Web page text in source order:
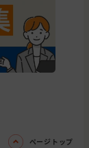
ページトップ